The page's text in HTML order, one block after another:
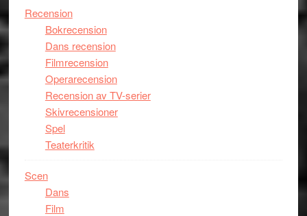
Recension
Bokrecension
Dans recension
Filmrecension
Operarecension
Recension av TV-serier
Skivrecensioner
Spel
Teaterkritik
Scen
Dans
Film